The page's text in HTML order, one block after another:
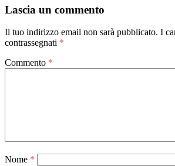
articoli
Lascia un commento
Il tuo indirizzo email non sarà pubblicato. I
contrassegnati *
Commento *
Nome *